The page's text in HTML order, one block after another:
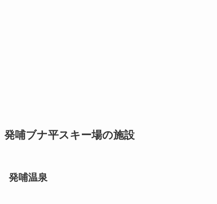
発哺ブナ平スキー場の施設
発哺温泉